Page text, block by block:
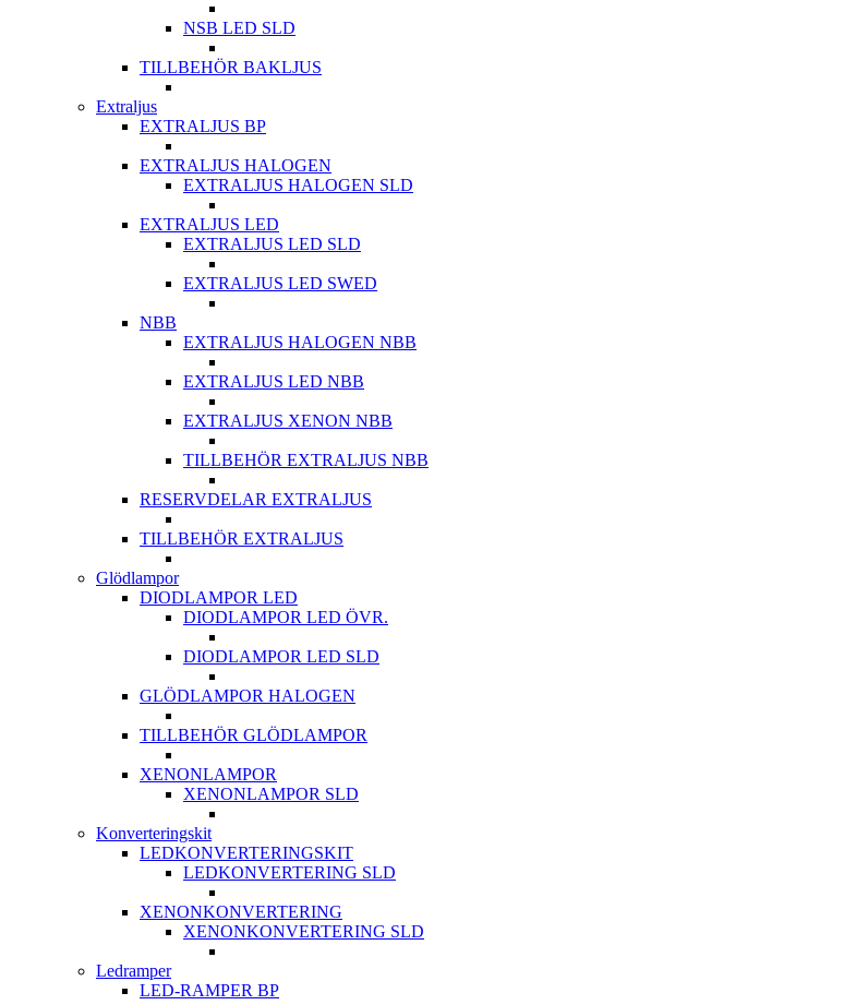
NSB LED SLD
TILLBEHÖR BAKLJUS
Extraljus
EXTRALJUS BP
EXTRALJUS HALOGEN
EXTRALJUS HALOGEN SLD
EXTRALJUS LED
EXTRALJUS LED SLD
EXTRALJUS LED SWED
NBB
EXTRALJUS HALOGEN NBB
EXTRALJUS LED NBB
EXTRALJUS XENON NBB
TILLBEHÖR EXTRALJUS NBB
RESERVDELAR EXTRALJUS
TILLBEHÖR EXTRALJUS
Glödlampor
DIODLAMPOR LED
DIODLAMPOR LED ÖVR.
DIODLAMPOR LED SLD
GLÖDLAMPOR HALOGEN
TILLBEHÖR GLÖDLAMPOR
XENONLAMPOR
XENONLAMPOR SLD
Konverteringskit
LEDKONVERTERINGSKIT
LEDKONVERTERING SLD
XENONKONVERTERING
XENONKONVERTERING SLD
Ledramper
LED-RAMPER BP